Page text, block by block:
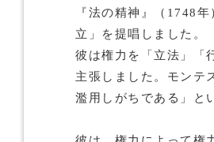
『法の精神』（1748
立」を提唱しました。
彼は権力を「立法」「
主張しました。モンテ
濫用しがちである」と